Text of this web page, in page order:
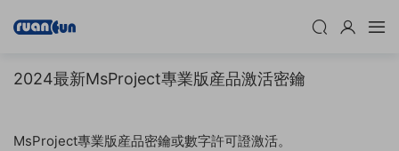
2024最新MsProject專業版産品激活密鑰
MsProject專業版産品密鑰或數字許可證激活。